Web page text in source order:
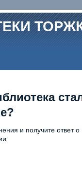
и получите ответ о